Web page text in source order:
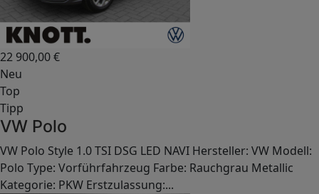
22 900,00€
Neu
Top
Tipp
VW Polo
VW Polo Style 1.0 TSI DSG LED NAVI Hersteller: VW Modell:
Polo Type: Vorführfahrzeug Farbe: Rauchgrau Metallic
Kategorie: PKW Erstzulassung:...